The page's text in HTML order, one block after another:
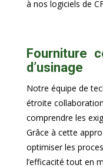
à nos logiciels de
Fourniture
d’usinage
Notre équipe de
étroite
comprendre les
Grâce à cette
optimiser les
l’efficacité tout en